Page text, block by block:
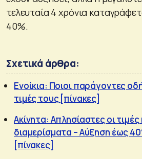
τελευταία 4 χρόνια
40%.
Σχετικά άρθρα:
Ενοίκια: Ποιοι παράγοντες
τιμές τους [πίνακες]
Ακίνητα: Απλησίαστες οι
διαμερίσματα – Αύξηση έως
[πίνακες]